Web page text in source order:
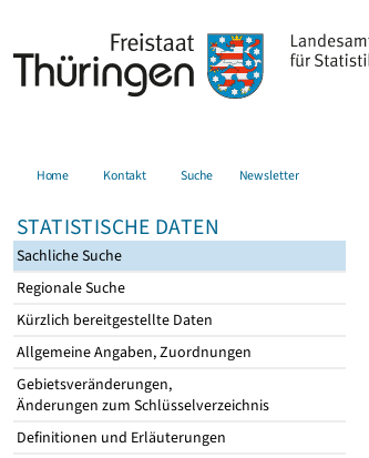
Home Kontakt Suche Newsletter
STATISTISCHE DATEN
Sachliche Suche
Regionale Suche
Kürzlich bereitgestellte Daten
Allgemeine Angaben, Zuordnungen
Gebietsveränderungen,
Änderungen zum Schlüsselverzeichnis
Definitionen und Erläuterungen